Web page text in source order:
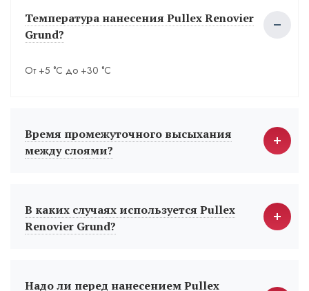
Температура нанесения Pullex Renovier
Grund?
От +5 °С до +30 °С
Время промежуточного высыхания
между слоями?
В каких случаях используется Pullex
Renovier Grund?
Надо ли перед нанесением Pullex